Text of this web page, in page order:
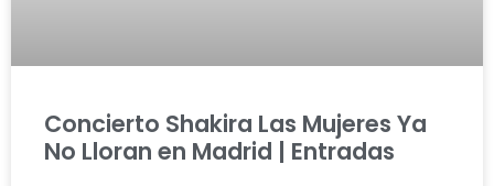
Concierto Shakira Las Mujeres Ya
No Lloran en Madrid | Entradas